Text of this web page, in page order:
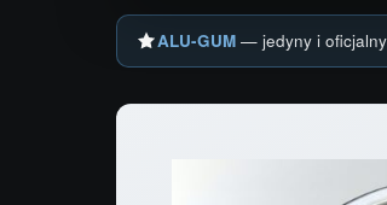
ALU-GUM — jedyny i